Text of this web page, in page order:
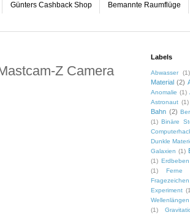
Günters Cashback Shop Bemannte Raumflüge
Z Camera
Labels
Abwasser (1)
Material (2)
Anomalie (1)
Astronaut (1)
Bahn (2)
(1) Binäre
Dunkle
Galaxien (1)
(1) Erdbeben
(1)
Ferne
Experiment
Wellenlängen
(1)